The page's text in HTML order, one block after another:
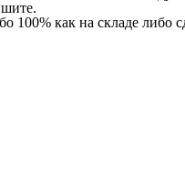
100% как на складе либо